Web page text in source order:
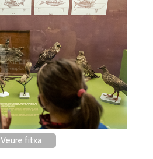
Veure fitxa